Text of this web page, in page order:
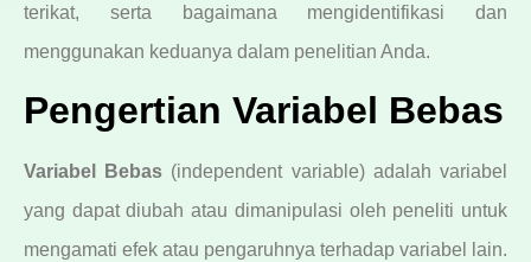
terikat, serta bagaimana mengidentifikasi dan
menggunakan keduanya dalam penelitian Anda.
Pengertian Variabel Bebas
Variabel Bebas (independent variable) adalah variabel
yang dapat diubah atau dimanipulasi oleh peneliti untuk
mengamati efek atau pengaruhnya terhadap variabel lain.